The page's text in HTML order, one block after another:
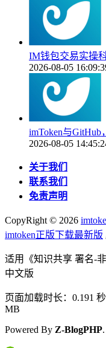
IM钱包交易实操
2026-08-05
imToken与
2026-08-05
关于我们
联系我们
免责声明
CopyRight © 2026
imtoken正版下载最新版
适用《知识共享 署名-
中文版
页面加载时长：0.191
MB
Powered By Z-BlogPHP.